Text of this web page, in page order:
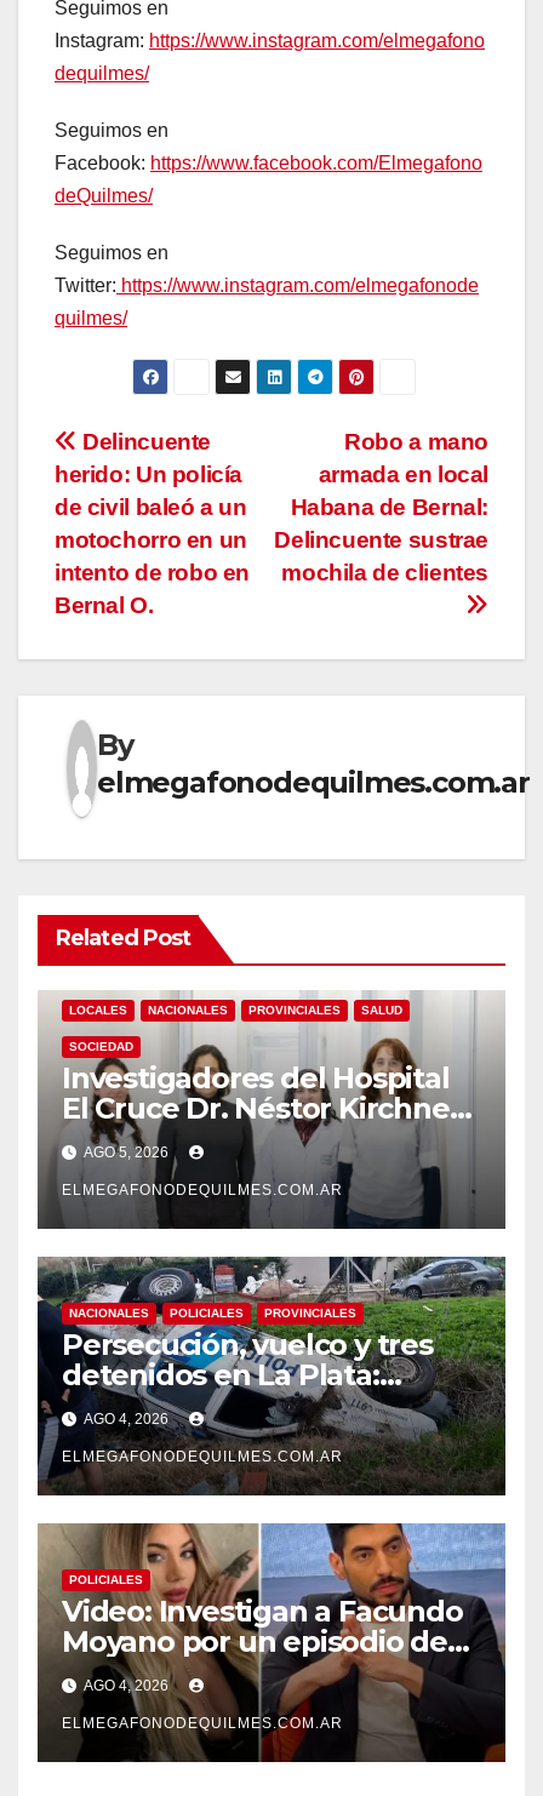
Seguimos en
Instagram: https://www.instagram.com/elmegafono
dequilmes/
Seguimos en
Facebook: https://www.facebook.com/Elmegafono
deQuilmes/
Seguimos en
Twitter: https://www.instagram.com/elmegafonode
quilmes/
Navegación
de
entradas
Robo a mano
armada en local
Habana de Bernal:
Delincuente sustrae
mochila de clientes
Delincuente
herido: Un policía
de civil baleó a un
motochorro en un
intento de robo en
Bernal O.
By
elmegafonodequilmes.com.ar
Related Post
LOCALES NACIONALES PROVINCIALES SALUD
SOCIEDAD
Investigadores del Hospital
El Cruce Dr. Néstor Kirchner
desarrollan un estudio
pionero sobre el
envejecimiento cerebral y las
demencias
AGO 5, 2026
ELMEGAFONODEQUILMES.COM.AR
NACIONALES POLICIALES PROVINCIALES
Persecución, vuelco y tres
detenidos en La Plata:
recuperaron motos robadas
tras un operativo policial
AGO 4, 2026
ELMEGAFONODEQUILMES.COM.AR
POLICIALES
Video: Investigan a Facundo
Moyano por un episodio de
presunta violencia de género
AGO 4, 2026
ELMEGAFONODEQUILMES.COM.AR